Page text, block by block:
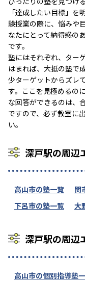
「達成したい目標」
験授業の際に、悩みや
なたにとって納得感の
です。
塾にはそれぞれ、ター
はまれば、大抵の塾で
少ターゲットからズレ
す。ここを見極めるの
な回答ができるのは、
ですので、必ず教室に
い。
深戸駅の周辺
高山市の塾一覧 関
下呂市の塾一覧
大
深戸駅の周辺
高山市の個別指導塾